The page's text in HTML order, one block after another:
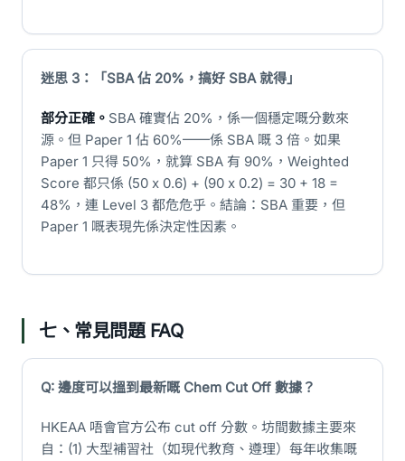
迷思 3：「SBA 佔 20%，搞好 SBA 就得」
部分正確。 SBA 確實佔 20%，係一個穩定嘅分數來
源。但 Paper 1 佔 60%——係 SBA 嘅 3 倍。如果
Paper 1 只得 50%，就算 SBA 有 90%，Weighted
Score 都只係 (50 x 0.6) + (90 x 0.2) = 30 + 18 =
48%，連 Level 3 都危危乎。結論：SBA 重要，但
Paper 1 嘅表現先係決定性因素。
七、常見問題 FAQ
Q: 邊度可以搵到最新嘅 Chem Cut Off 數據？
HKEAA 唔會官方公布 cut off 分數。坊間數據主要來
自：(1) 大型補習社（如現代教育、遵理）每年收集嘅